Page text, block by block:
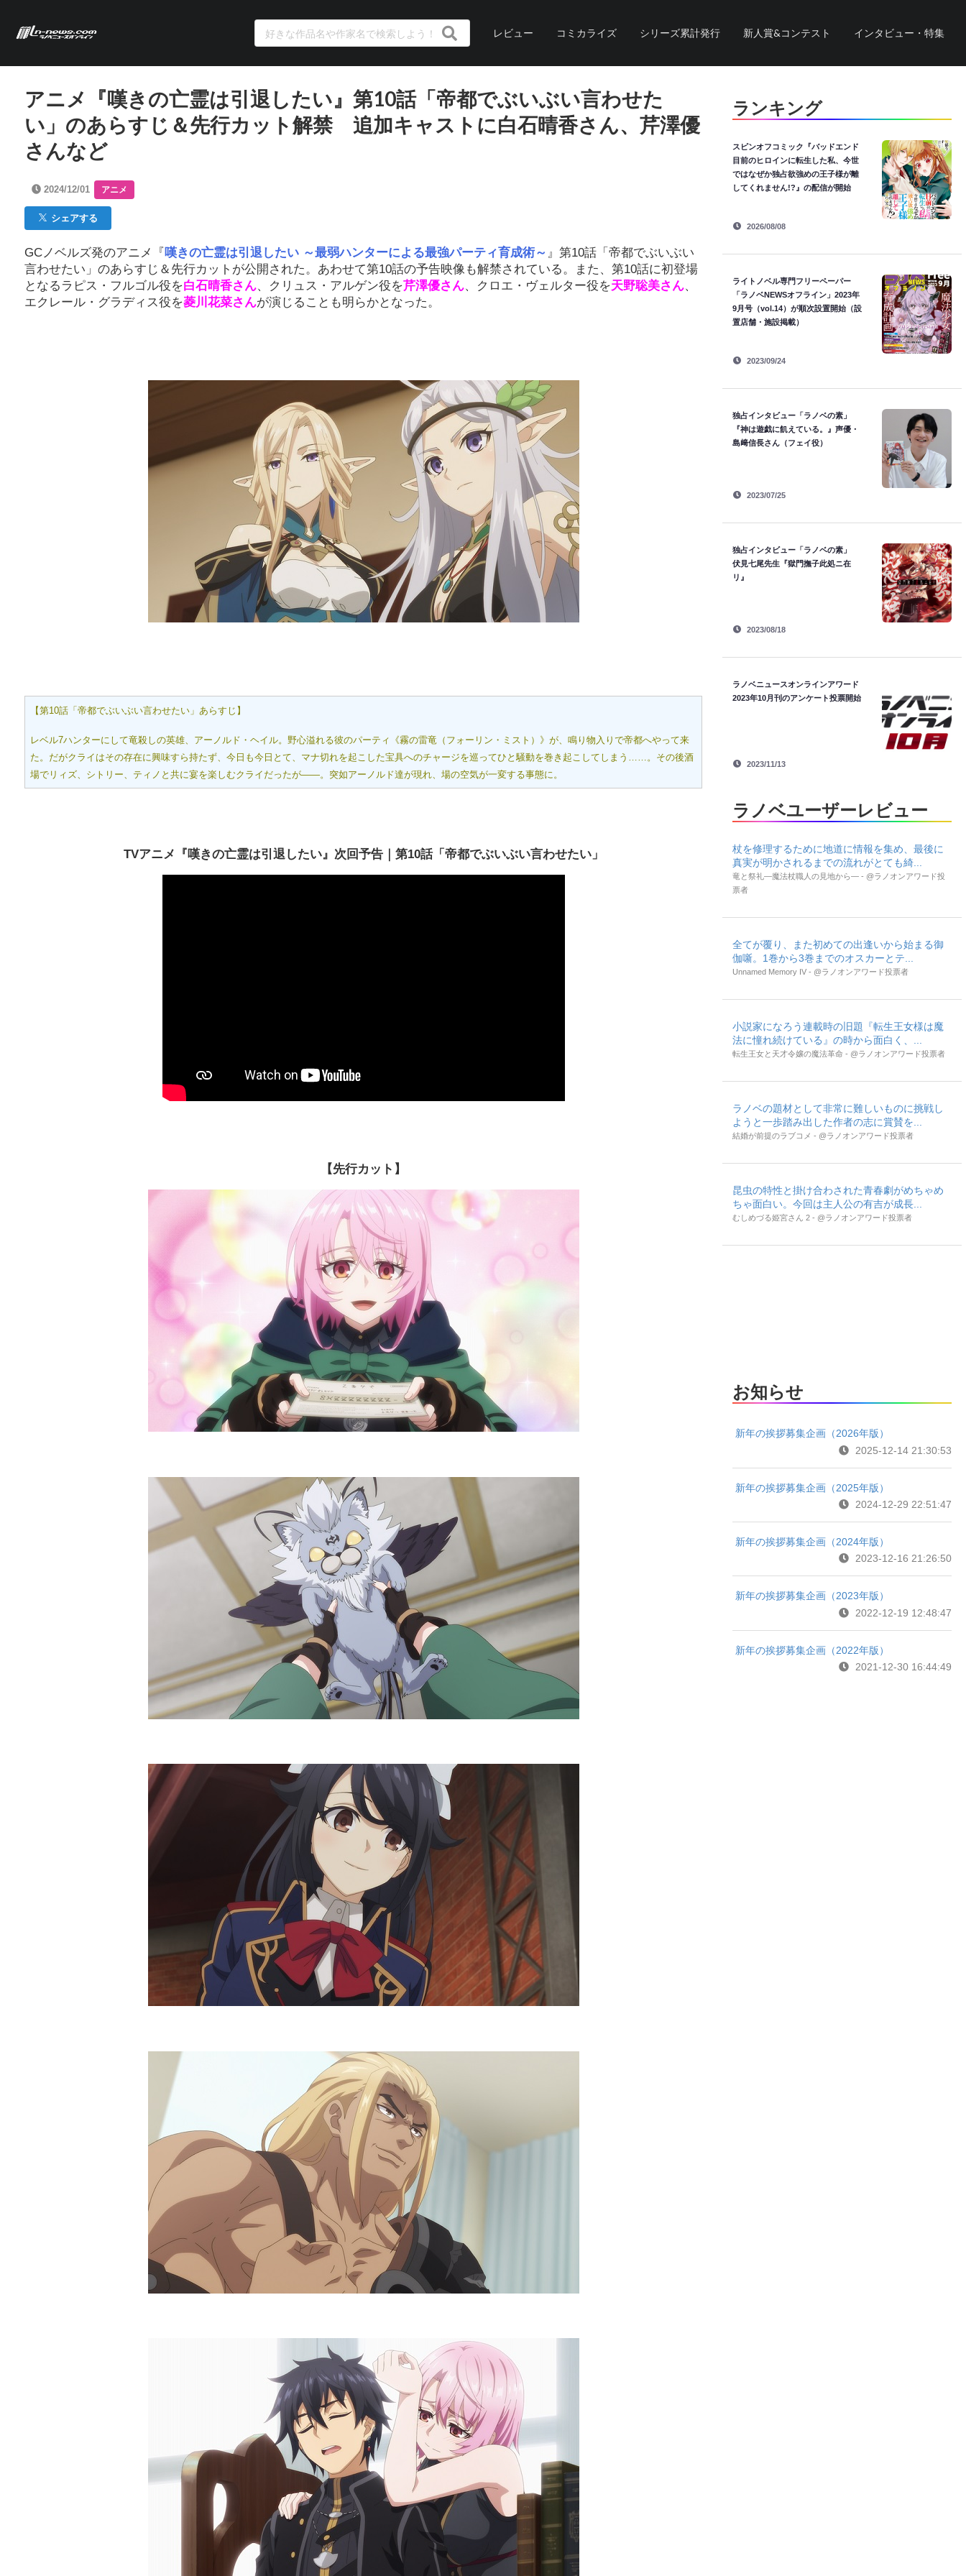
レビュー コミカライズ シリーズ累計発行 新人賞&コンテスト インタビュー・特集
アニメ『嘆きの亡霊は引退したい』第10話「帝都でぶいぶい言わせた
い」のあらすじ＆先行カット解禁 追加キャストに白石晴香さん、芹澤優
さんなど
2024/12/01 アニメ
シェアする
GCノベルズ発のアニメ『 嘆きの亡霊は引退したい ～最弱ハンターによる最強パーティ育成術～ 』第10話「帝都でぶいぶい
言わせたい」のあらすじ＆先行カットが公開された。あわせて第10話の予告映像も解禁されている。また、第10話に初登場
となるラピス・フルゴル役を白石晴香さん、クリュス・アルゲン役を芹澤優さん、クロエ・ヴェルター役を天野聡美さん、
エクレール・グラディス役を菱川花菜さんが演じることも明らかとなった。
【第10話「帝都でぶいぶい言わせたい」あらすじ】
レベル7ハンターにして竜殺しの英雄、アーノルド・ヘイル。野心溢れる彼のパーティ《霧の雷竜（フォーリン・ミスト）》が、鳴り物入りで帝都へやって来
た。だがクライはその存在に興味すら持たず、今日も今日とて、マナ切れを起こした宝具へのチャージを巡ってひと騒動を巻き起こしてしまう……。その後酒
場でリィズ、シトリー、ティノと共に宴を楽しむクライだったが――。突如アーノルド達が現れ、場の空気が一変する事態に。
TVアニメ『嘆きの亡霊は引退したい』次回予告｜第10話「帝都でぶいぶい言わせたい」
【先行カット】
ランキング
スピンオフコミック『バッドエンド
目前のヒロインに転生した私、今世
ではなぜか独占欲強めの王子様が離
してくれません!?』の配信が開始
2026/08/08
ライトノベル専門フリーペーパー
「ラノベNEWSオフライン」2023年
9月号（vol.14）が順次設置開始（設
置店舗・施設掲載）
2023/09/24
独占インタビュー「ラノベの素」
『神は遊戯に飢えている。』声優・
島﨑信長さん（フェイ役）
2023/07/25
独占インタビュー「ラノベの素」
伏見七尾先生『獄門撫子此処ニ在
リ』
2023/08/18
ラノベニュースオンラインアワード
2023年10月刊のアンケート投票開始
2023/11/13
ラノベユーザーレビュー
杖を修理するために地道に情報を集め、最後に
真実が明かされるまでの流れがとても綺...
竜と祭礼―魔法杖職人の見地から― - @ラノオンアワード投
票者
全てが覆り、また初めての出逢いから始まる御
伽噺。1巻から3巻までのオスカーとテ...
Unnamed Memory IV - @ラノオンアワード投票者
小説家になろう連載時の旧題『転生王女様は魔
法に憧れ続けている』の時から面白く、...
転生王女と天才令嬢の魔法革命 - @ラノオンアワード投票者
ラノベの題材として非常に難しいものに挑戦し
ようと一歩踏み出した作者の志に賞賛を...
結婚が前提のラブコメ - @ラノオンアワード投票者
昆虫の特性と掛け合わされた青春劇がめちゃめ
ちゃ面白い。今回は主人公の有吉が成長...
むしめづる姫宮さん 2 - @ラノオンアワード投票者
お知らせ
新年の挨拶募集企画（2026年版）
2025-12-14 21:30:53
新年の挨拶募集企画（2025年版）
2024-12-29 22:51:47
新年の挨拶募集企画（2024年版）
2023-12-16 21:26:50
新年の挨拶募集企画（2023年版）
2022-12-19 12:48:47
新年の挨拶募集企画（2022年版）
2021-12-30 16:44:49